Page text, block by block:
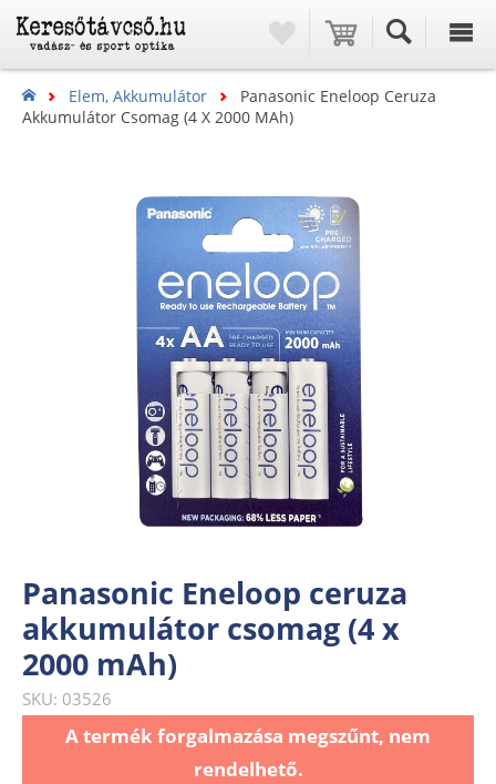
Elem, Akkumulátor
Panasonic Eneloop Ceruza
Akkumulátor Csomag (4 X 2000 MAh)
Panasonic Eneloop ceruza
akkumulátor csomag (4 x
2000 mAh)
SKU: 03526
A termék forgalmazása megszűnt, nem
rendelhető.